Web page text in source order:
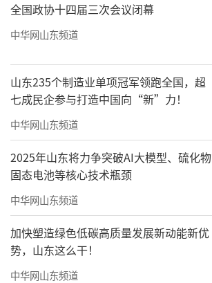
全国政协十四届三次会议闭幕
中华网山东频道
山东235个制造业单项冠军领跑全国，超
七成民企参与打造中国向“新”力！
中华网山东频道
2025年山东将力争突破AI大模型、硫化物
固态电池等核心技术瓶颈
中华网山东频道
加快塑造绿色低碳高质量发展新动能新优
势，山东这么干！
中华网山东频道